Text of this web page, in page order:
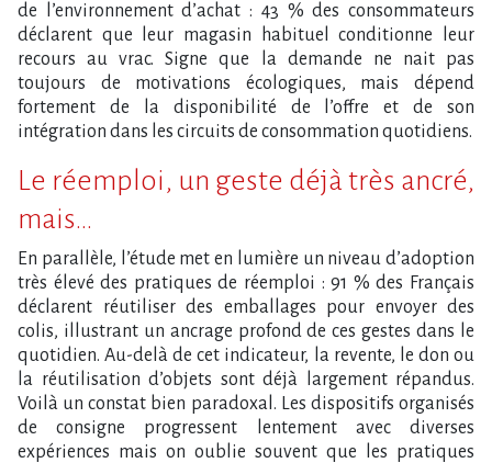
de l’environnement d’achat : 43 % des consommateurs
déclarent que leur magasin habituel conditionne leur
recours au vrac. Signe que la demande ne nait pas
toujours de motivations écologiques, mais dépend
fortement de la disponibilité de l’offre et de son
intégration dans les circuits de consommation quotidiens.
Le réemploi, un geste déjà très ancré,
mais…
En parallèle, l’étude met en lumière un niveau d’adoption
très élevé des pratiques de réemploi : 91 % des Français
déclarent réutiliser des emballages pour envoyer des
colis, illustrant un ancrage profond de ces gestes dans le
quotidien. Au-delà de cet indicateur, la revente, le don ou
la réutilisation d’objets sont déjà largement répandus.
Voilà un constat bien paradoxal. Les dispositifs organisés
de consigne progressent lentement avec diverses
expériences mais on oublie souvent que les pratiques